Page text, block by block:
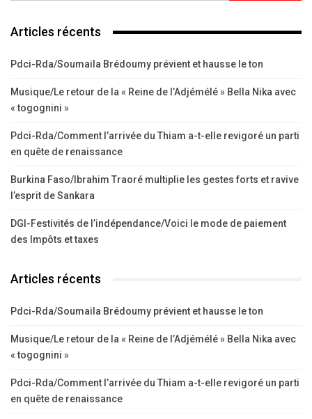
Articles récents
Pdci-Rda/Soumaila Brédoumy prévient et hausse le ton
Musique/Le retour de la « Reine de l’Adjémélé » Bella Nika avec
« togognini »
Pdci-Rda/Comment l’arrivée du Thiam a-t-elle revigoré un parti
en quête de renaissance
Burkina Faso/Ibrahim Traoré multiplie les gestes forts et ravive
l’esprit de Sankara
DGI-Festivités de l’indépendance/Voici le mode de paiement
des Impôts et taxes
Articles récents
Pdci-Rda/Soumaila Brédoumy prévient et hausse le ton
Musique/Le retour de la « Reine de l’Adjémélé » Bella Nika avec
« togognini »
Pdci-Rda/Comment l’arrivée du Thiam a-t-elle revigoré un parti
en quête de renaissance